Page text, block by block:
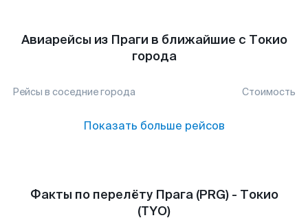
Авиарейсы из Праги в ближайшие с Токио
города
Рейсы в соседние города Стоимость
Показать больше рейсов
Факты по перелёту Прага (PRG) - Токио
(TYO)